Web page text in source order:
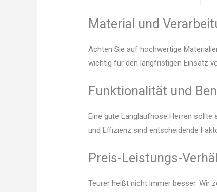
Material und
Achten Sie auf hochwertige
wichtig für den langfristigen Einsatz
Funktionalität und
Eine gute Langlaufhose Herren
und Effizienz sind entscheidende
Preis-Leistungs-
Teurer heißt nicht immer besser. Wir